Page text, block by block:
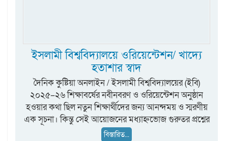
ইসলামী বিশ্ববিদ্যালয়ে ওরিয়েন্টেশন/ খাদ্যে
হতাশার স্বাদ
দৈনিক কুষ্টিয়া অনলাইন / ইসলামী বিশ্ববিদ্যালয়ের (ইবি)
২০২৫–২৬ শিক্ষাবর্ষের নবীনবরণ ও ওরিয়েন্টেশন অনুষ্ঠান
হওয়ার কথা ছিল নতুন শিক্ষার্থীদের জন্য আনন্দময় ও স্মরণীয়
এক সূচনা। কিন্তু সেই আয়োজনের মধ্যাহ্নভোজ গুরুতর প্রশ্নের
বিস্তারিত...